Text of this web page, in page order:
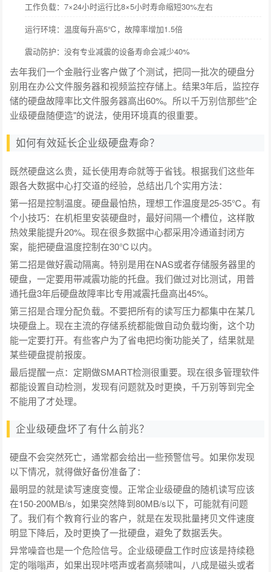
工作负载：7×24小时运行比8×5小时寿命缩短30%左右
运行环境：温度每升高5℃，故障率增加1.5倍
震动防护：没有专业减震的设备寿命会减少40%
去年我们一个金融行业客户做了个测试，把同一批次的硬盘分
别用在办公文件服务器和视频监控存储上。结果3年后，监控存
储的硬盘故障率比文件服务器高出60%。所以千万别信那些"企
业级硬盘随便造"的说法，使用环境真的很重要。
如何有效延长企业级硬盘寿命？
既然硬盘这么贵，延长使用寿命就等于省钱。根据我们这些年
跟各大数据中心打交道的经验，总结出几个实用方法：
第一招是控制温度。硬盘最怕热，理想工作温度是25-35℃。有
个小技巧：在机柜里安装硬盘时，最好间隔一个槽位，这样散
热效果能提升20%。现在很多数据中心都采用冷通道封闭方
案，能把硬盘温度控制在30℃以内。
第二招是做好震动隔离。特别是用在NAS或者存储服务器里的
硬盘，一定要用带减震功能的托盘。我们做过对比测试，用普
通托盘3年后硬盘故障率比专用减震托盘高出45%。
第三招是合理分配负载。不要把所有的读写压力都集中在某几
块硬盘上。现在主流的存储系统都能做自动负载均衡，这个功
能一定要打开。有些客户为了省电把均衡功能关了，结果就是
某些硬盘提前报废。
最后提醒一点：定期做SMART检测很重要。现在很多管理软件
都能设置自动检测，发现有问题就及时更换，千万别等到完全
不能用了才处理。
企业级硬盘坏了有什么前兆？
硬盘不会突然死亡，通常都会给出一些预警信号。如果你发现
以下情况，就得做好备份准备了：
最明显的就是读写速度变慢。正常企业级硬盘的随机读写应该
在150-200MB/s，如果突然降到80MB/s以下，可能就有问题
了。我们有个教育行业的客户，就是在发现批量拷贝文件速度
明显下降后，及时更换了一批硬盘，避免了数据丢失。
异常噪音也是一个危险信号。企业级硬盘工作时应该是持续稳
定的嗡嗡声，如果出现咔嗒声或者高频啸叫，八成是磁头或者